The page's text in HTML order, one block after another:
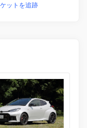
ットを追跡